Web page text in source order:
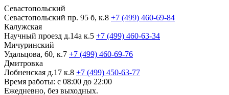
Севастопольский
Севастопольский пр. 95 б, к.8 +7 (499) 460-69-84
Калужская
Научный проезд д.14а к.5 +7 (499) 460-63-34
Мичуринский
Удальцова, 60, к.7 +7 (499) 460-69-76
Дмитровка
Лобненская д.17 к.8 +7 (499) 450-63-77
Время работы: с 08:00 до 22:00
Ежедневно, без выходных.